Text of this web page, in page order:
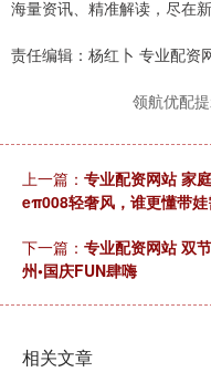
海量资讯、精准解读，尽在
责任编辑：杨红卜 专业配资
领航优配
上一篇： 专业配资网站 家
eπ008轻奢风，谁更懂带娃
下一篇： 专业配资网站 双
州•国庆FUN肆嗨
相关文章